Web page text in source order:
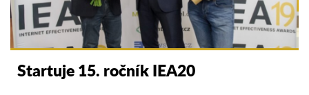
Startuje 15. ročník IEA20